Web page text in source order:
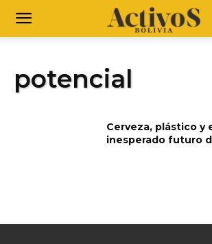
potencial
Cerveza, plástico y
inesperado futuro